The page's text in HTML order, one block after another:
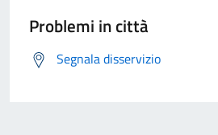
Problemi in città
Segnala disservizio